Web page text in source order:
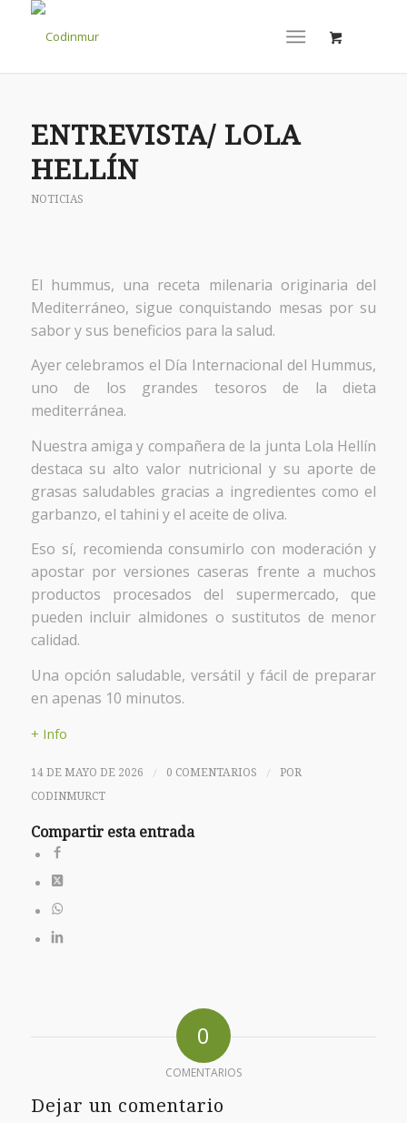
ENTREVISTA/ LOLA
HELLÍN
NOTICIAS
El hummus, una receta milenaria originaria del
Mediterráneo, sigue conquistando mesas por su
sabor y sus beneficios para la salud.
Ayer celebramos el Día Internacional del Hummus,
uno de los grandes tesoros de la dieta
mediterránea.
Nuestra amiga y compañera de la junta Lola Hellín
destaca su alto valor nutricional y su aporte de
grasas saludables gracias a ingredientes como el
garbanzo, el tahini y el aceite de oliva.
Eso sí, recomienda consumirlo con moderación y
apostar por versiones caseras frente a muchos
productos procesados del supermercado, que
pueden incluir almidones o sustitutos de menor
calidad.
Una opción saludable, versátil y fácil de preparar
en apenas 10 minutos.
+ Info
14 DE MAYO DE 2026 / 0 COMENTARIOS /
POR
CODINMURCT
Compartir esta entrada
0
COMENTARIOS
Dejar un comentario